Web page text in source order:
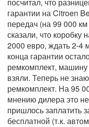
гарантии на Citroen
передач (на 99 000
сказали, что коробку
2000 евро, ждать 2-4
конца гарантии
ремкомплект, машину
взяли. Теперь не
ремкомплект. На 95
мнению дилера это
пришлось заплатить
бесплатной (т.к.